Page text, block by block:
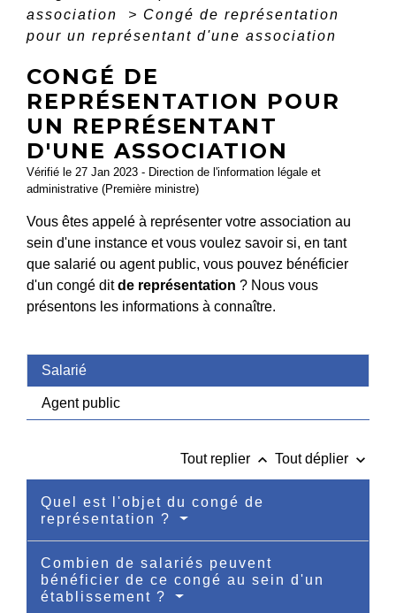
association
> Congé de représentation
pour un représentant d'une association
CONGÉ DE
REPRÉSENTATION POUR
UN REPRÉSENTANT
D'UNE ASSOCIATION
Vérifié le 27 Jan 2023 - Direction de l'information légale et
administrative (Première ministre)
Vous êtes appelé à représenter votre association au
sein d'une instance et vous voulez savoir si, en tant
que salarié ou agent public, vous pouvez bénéficier
d'un congé ditde représentation ? Nous vous
présentons les informations à connaître.
Salarié
Agent public
Tout replier keyboard_arrow_up Tout déplier keyboard_arrow_down
Quel est l'objet du congé de
représentation ?
Combien de salariés peuvent
bénéficier de ce congé au sein d'un
établissement ?